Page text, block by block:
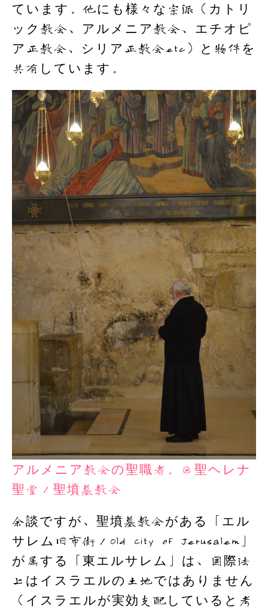
ています。他にも様々な宗派（カトリ
ック教会、アルメニア教会、エチオピ
ア正教会、シリア正教会etc）と物件を
共有しています。
アルメニア教会の聖職者。＠聖ヘレナ
聖堂／聖墳墓教会
余談ですが、聖墳墓教会がある「エル
サレム旧市街／Old City of Jerusalem」
が属する「東エルサレム」は、国際法
上はイスラエルの土地ではありません
（イスラエルが実効支配していると考